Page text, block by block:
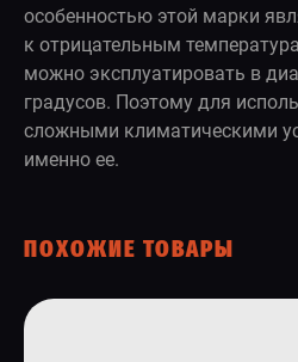
особенностью этой марки
к отрицательным
можно эксплуатировать в
градусов. Поэтому для
сложными климатическими
именно ее.
ПОХОЖИЕ ТОВАРЫ